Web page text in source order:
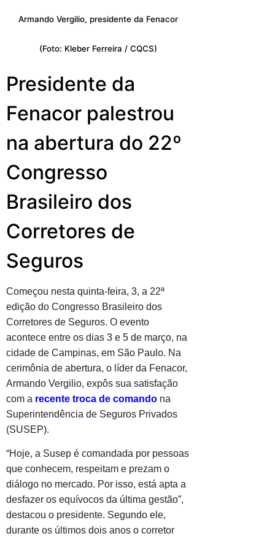
Armando Vergilio, presidente da Fenacor
(Foto: Kleber Ferreira / CQCS)
Presidente da
Fenacor palestrou
na abertura do 22º
Congresso
Brasileiro dos
Corretores de
Seguros
Começou nesta quinta-feira, 3, a 22ª
edição do Congresso Brasileiro dos
Corretores de Seguros. O evento
acontece entre os dias 3 e 5 de março, na
cidade de Campinas, em São Paulo. Na
cerimônia de abertura, o líder da Fenacor,
Armando Vergilio, expôs sua satisfação
com a recente troca de comando na
Superintendência de Seguros Privados
(SUSEP).
“Hoje, a Susep é comandada por pessoas
que conhecem, respeitam e prezam o
diálogo no mercado. Por isso, está apta a
desfazer os equívocos da última gestão”,
destacou o presidente. Segundo ele,
durante os últimos dois anos o corretor